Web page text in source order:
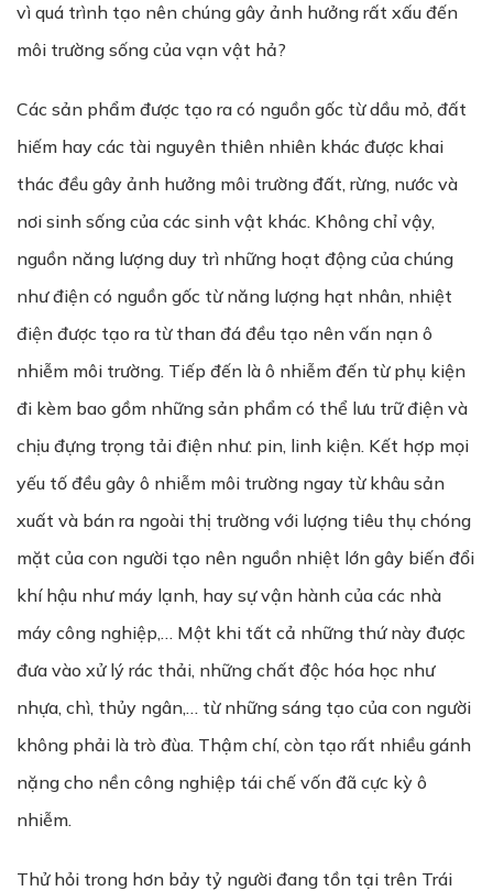
vì quá trình tạo nên chúng gây ảnh hưởng rất xấu đến
môi trường sống của vạn vật hả?
Các sản phẩm được tạo ra có nguồn gốc từ dầu mỏ, đất
hiếm hay các tài nguyên thiên nhiên khác được khai
thác đều gây ảnh hưởng môi trường đất, rừng, nước và
nơi sinh sống của các sinh vật khác. Không chỉ vậy,
nguồn năng lượng duy trì những hoạt động của chúng
như điện có nguồn gốc từ năng lượng hạt nhân, nhiệt
điện được tạo ra từ than đá đều tạo nên vấn nạn ô
nhiễm môi trường. Tiếp đến là ô nhiễm đến từ phụ kiện
đi kèm bao gồm những sản phẩm có thể lưu trữ điện và
chịu đựng trọng tải điện như: pin, linh kiện. Kết hợp mọi
yếu tố đều gây ô nhiễm môi trường ngay từ khâu sản
xuất và bán ra ngoài thị trường với lượng tiêu thụ chóng
mặt của con người tạo nên nguồn nhiệt lớn gây biến đổi
khí hậu như máy lạnh, hay sự vận hành của các nhà
máy công nghiệp,… Một khi tất cả những thứ này được
đưa vào xử lý rác thải, những chất độc hóa học như
nhựa, chì, thủy ngân,… từ những sáng tạo của con người
không phải là trò đùa. Thậm chí, còn tạo rất nhiều gánh
nặng cho nền công nghiệp tái chế vốn đã cực kỳ ô
nhiễm.
Thử hỏi trong hơn bảy tỷ người đang tồn tại trên Trái